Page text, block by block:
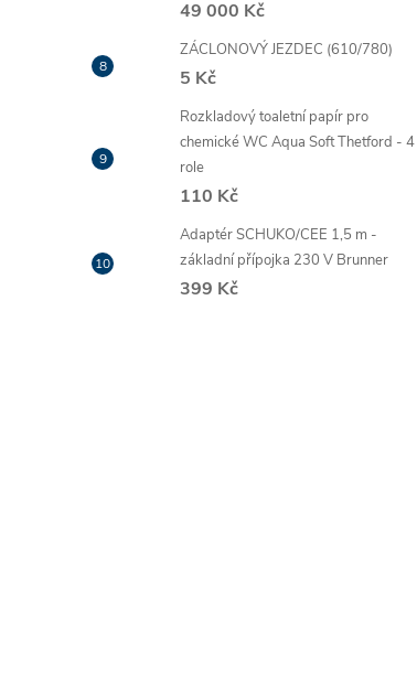
49 000 Kč
ZÁCLONOVÝ JEZDEC (610/780)
5 Kč
Rozkladový toaletní papír pro
chemické WC Aqua Soft Thetford - 4
role
110 Kč
Adaptér SCHUKO/CEE 1,5 m -
základní přípojka 230 V Brunner
399 Kč